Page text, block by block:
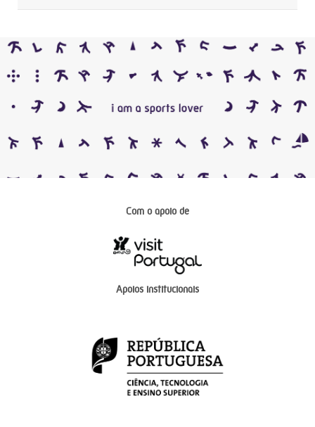
Com o apoio de
Apoios institucionais